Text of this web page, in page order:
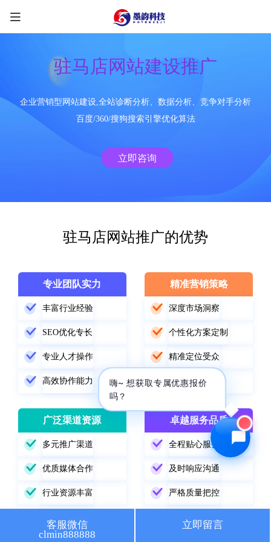
驻马店网站建设推广
企业营销型网站建设,全站诊断分析、数据分析、竞争对手分析
百度/360/搜狗搜索引擎优化算法
立即咨询
驻马店网站推广的优势
专业团队实力
丰富行业经验
SEO优化专长
专业人才操作
高效协作能力
精准营销策略
深度市场洞察
个性化方案定制
精准定位受众
数据驱动优化
广泛渠道资源
多元推广渠道
优质媒体合作
行业资源丰富
卓越服务品质
全程贴心服务
及时响应沟通
严格质量把控
客服微信
clmin888888
立即留言
嗨~ 想获取专属优惠报价
吗？
限时优惠咨询中
🔍 SEO优化 🎬 短视频
📍 GEO推广
📢 信息流 ✏️ 其他
咨询内容